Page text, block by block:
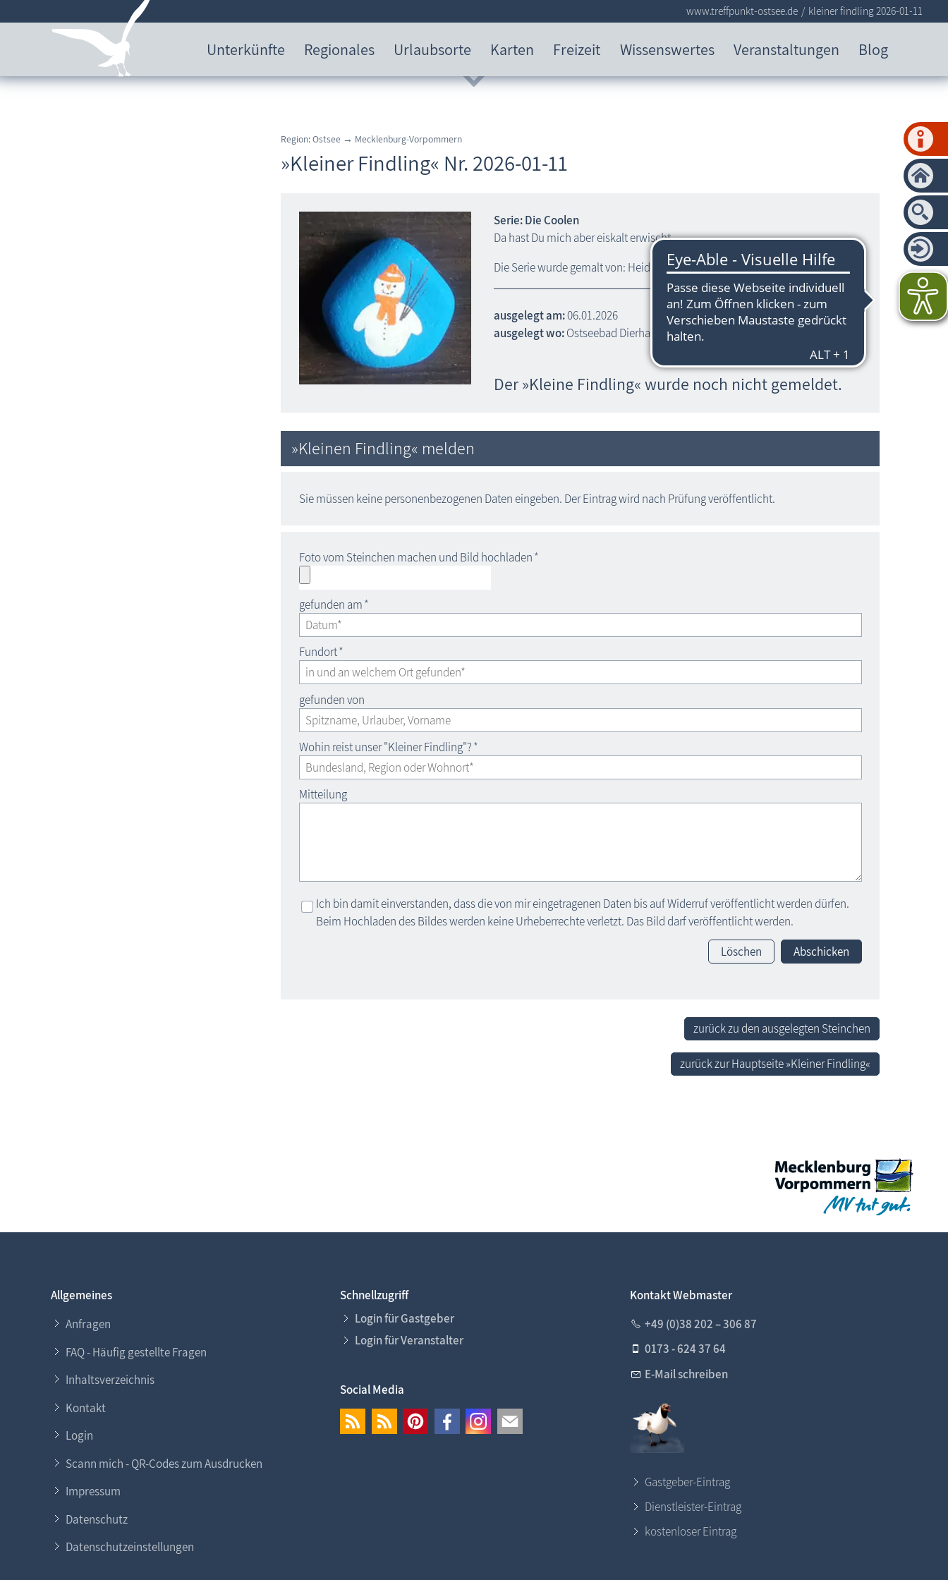
Unterkünfte Regionales Urlaubsorte Karten Freizeit Wissenswertes Veranstaltungen Blog
www.treffpunkt-ostsee.de kleiner findling 2026-01-11
Region: Ostsee → Mecklenburg-Vorpommern
»Kleiner Findling« Nr. 2026-01-11
Serie: Die Coolen
Da hast Du mich aber eiskalt erwischt.
Die Serie wurde gemalt von: Heidrun Gottlob, Rostock
ausgelegt am:06.01.2026
ausgelegt wo:Ostseebad Dierhagen
Der »Kleine Findling« wurde noch nicht gemeldet.
»Kleinen Findling« melden
Sie müssen keine personenbezogenen Daten eingeben. Der Eintrag wird nach Prüfung veröffentlicht.
Foto vom Steinchen machen und Bild hochladen*
gefunden am*
Fundort*
gefunden von
Wohin reist unser "Kleiner Findling"?*
Mitteilung
Ich bin damit einverstanden, dass die von mir eingetragenen Daten bis auf Widerruf veröffentlicht werden dürfen.
Beim Hochladen des Bildes werden keine Urheberrechte verletzt. Das Bild darf veröffentlicht werden.
Löschen
Abschicken
zurück zu den ausgelegten Steinchen
zurück zur Hauptseite »Kleiner Findling«
Allgemeines
Anfragen
FAQ - Häufig gestellte Fragen
Inhaltsverzeichnis
Kontakt
Login
Scann mich - QR-Codes zum Ausdrucken
Impressum
Datenschutz
Datenschutzeinstellungen
Schnellzugriff
Login für Gastgeber
Login für Veranstalter
Social Media
Kontakt Webmaster
+49 (0)38 202 – 306 87
0173 - 624 37 64
E-Mail schreiben
Gastgeber-Eintrag
Dienstleister-Eintrag
kostenloser Eintrag